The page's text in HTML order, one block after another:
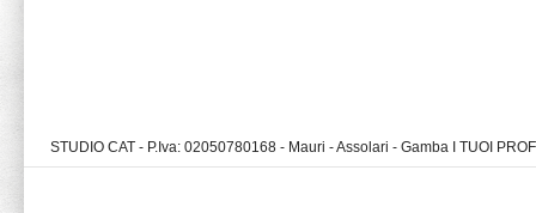
STUDIO CAT - P.Iva: 02050780168 - Mauri - Assolari - Gamba I TUOI